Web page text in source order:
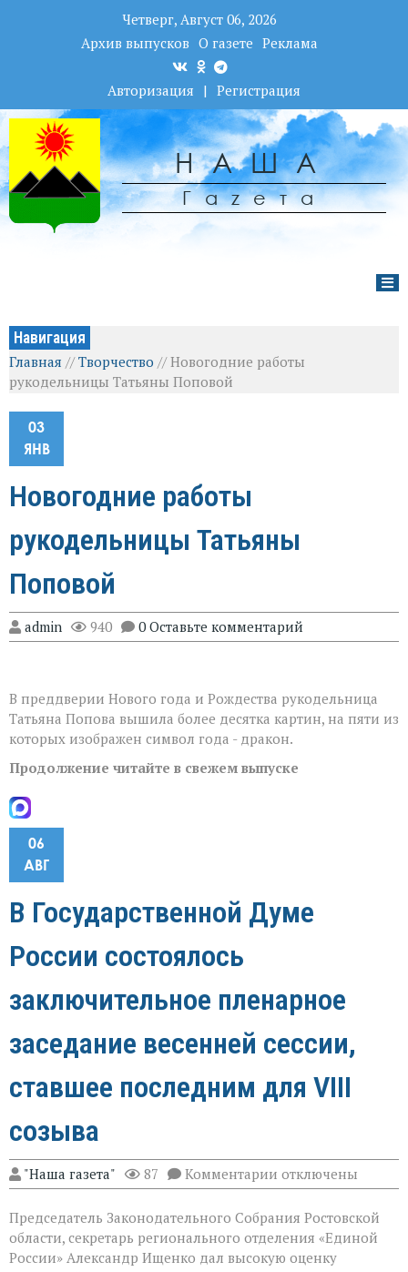
Четверг, Август 06, 2026
Архив выпусков О газете Реклама
Авторизация | Регистрация
НАША
Гаzета
Навигация
Главная //Творчество //Новогодние работы
рукодельницы Татьяны Поповой
03
ЯНВ
Новогодние работы
рукодельницы Татьяны
Поповой
admin 940 0 Оставьте комментарий
В преддверии Нового года и Рождества рукодельница
Татьяна Попова вышила более десятка картин, на пяти из
которых изображен символ года - дракон.
Продолжение читайте в свежем выпуске
06
АВГ
В Государственной Думе
России состоялось
заключительное пленарное
заседание весенней сессии,
ставшее последним для VIII
созыва
"Наша газета" 87 Комментарии к
записи
Государственной
Думе
состоялось
отключены
Председатель Законодательного Собрания Ростовской
области, секретарь регионального отделения «Единой
России» Александр Ищенко дал высокую оценку